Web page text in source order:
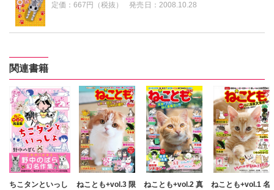
定価：667円（税抜） 発売日： 2008.10.28
関連書籍
ちこタンといっし
ねことも+vol.3 限
ねことも+vol.2 真
ねことも+vol.1 名